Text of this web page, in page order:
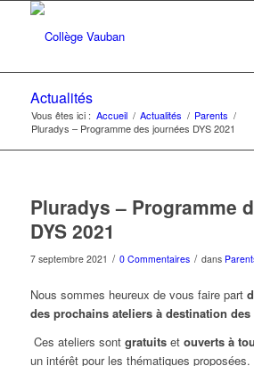
Actualités
Vous êtes ici : Accueil / Actualités / Parents /
Pluradys – Programme des journées DYS 2021
Pluradys – Programme
DYS 2021
7 septembre 2021 / 0 Commentaires / dans
Nous sommes heureux de vous faire part
des prochains ateliers à destination des
Ces ateliers sontgratuits et ouverts à
un intérêt pour les thématiques